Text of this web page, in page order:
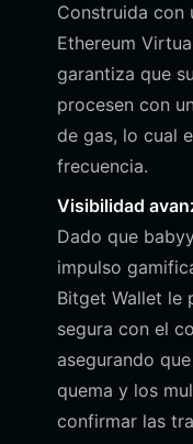
Construida con
Ethereum
garantiza que
procesen con
de gas, lo cual
frecuencia.
Visibilidad
Dado que
impulso
Bitget Wallet le
segura con el
asegurando
quema y los
confirmar las